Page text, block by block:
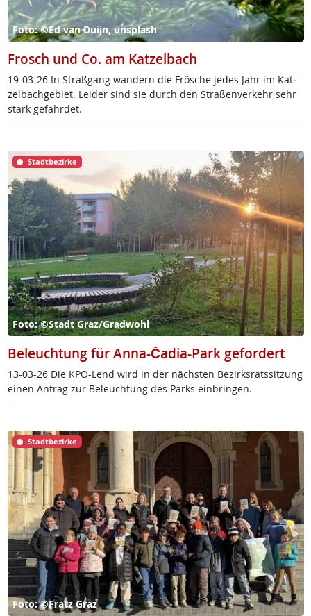
Foto: ©Ed van Duijn, unsplash
Frosch und Co. am Katzelbach
19-03-26 In Straß­gang wan­dern die Frö­sche je­des Jahr im Kat­
zel­bach­ge­biet. Lei­der sind sie durch den Stra­ßen­ver­kehr sehr
stark ge­fähr­det.
Stadtbezirke
Foto: ©Stadt Graz/Gradwohl
Beleuchtung für Anna-Čadia-Park gefordert
13-03-26 Die KPÖ-Lend wird in der nächs­ten Be­zirks­rats­sit­zung
ei­nen An­trag zur Be­leuch­tung des Parks ein­brin­gen.
Stadtbezirke
Foto: ©Fratz Graz